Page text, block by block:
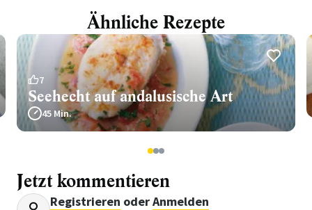
Ähnliche Rezepte
7
Seehecht auf andalusische Art
45 Min.
123
Jetzt kommentieren
Registrieren oderAnmelden